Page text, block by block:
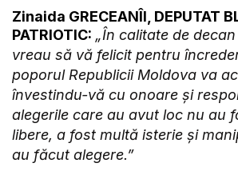
Zinaida GRECEANÎI, DEPUTAT
PATRIOTIC: „În calitate de
vreau să vă felicit pentru
poporul Republicii Moldova va
învestindu-vă cu onoare și
alegerile care au avut loc nu au
libere, a fost multă isterie și
au făcut alegere.”